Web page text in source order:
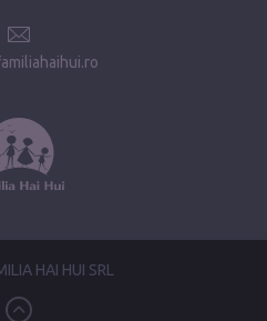
HAI HUI SRL